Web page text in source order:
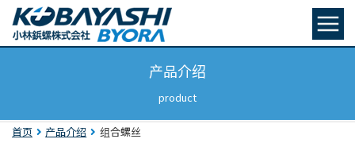
产品介绍
product
首页 产品介绍 组合螺丝